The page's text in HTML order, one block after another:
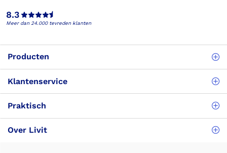
8.3
Meer dan 24.000 tevreden klanten
Producten
Klantenservice
Praktisch
Over Livit